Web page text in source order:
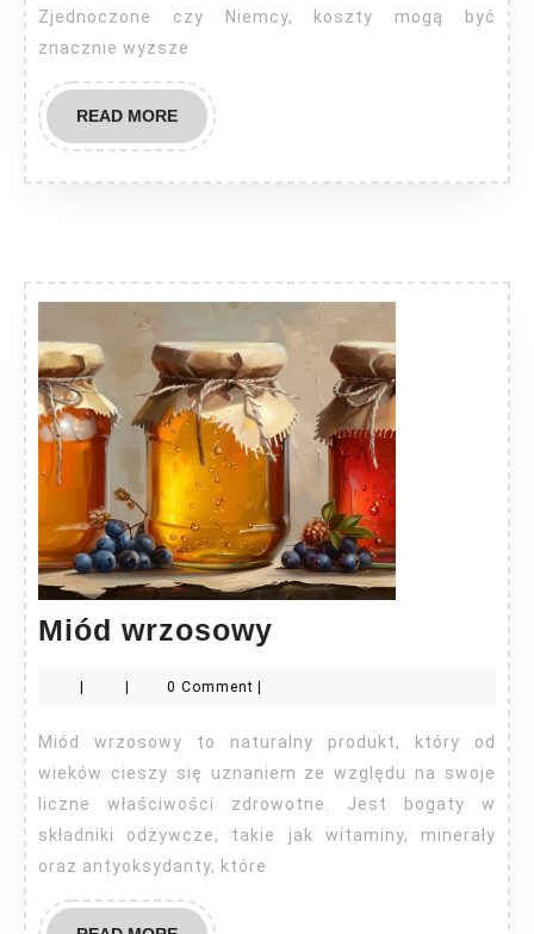
Zjednoczone czy Niemcy, koszty mogą być
znacznie wyższe
READ MOREREAD
MORE
Miód wrzosowy
| | 0 Comment |
Miód wrzosowy to naturalny produkt, który od
wieków cieszy się uznaniem ze względu na swoje
liczne właściwości zdrowotne. Jest bogaty w
składniki odżywcze, takie jak witaminy, minerały
oraz antyoksydanty, które